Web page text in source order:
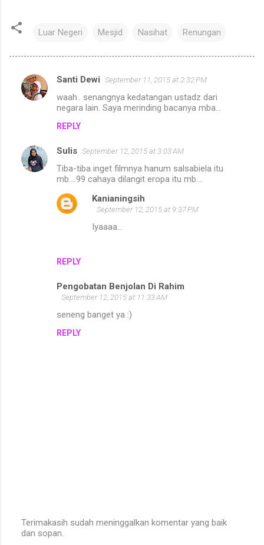
Luar Negeri Mesjid Nasihat Renungan
C
o
e
n
Santi Dewi September 11, 2015 at 2:32 PM
waah.. senangnya kedatangan ustadz dari
negara lain. Saya merinding bacanya mba...
REPLY
Sulis September 12, 2015 at 3:03 AM
Tiba-tiba inget filmnya hanum salsabiela itu
mb....99 cahaya dilangit eropa itu mb....
REPLY
Kanianingsih
September 12, 2015 at 9:37 PM
Iyaaaa...
Pengobatan Benjolan Di Rahim
September 12, 2015 at 11:33 AM
seneng banget ya :)
REPLY
P
Terimakasih sudah meninggalkan komentar yang baik
dan sopan.